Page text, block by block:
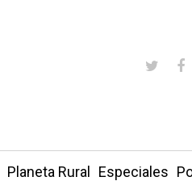
Planeta Rural Especiales